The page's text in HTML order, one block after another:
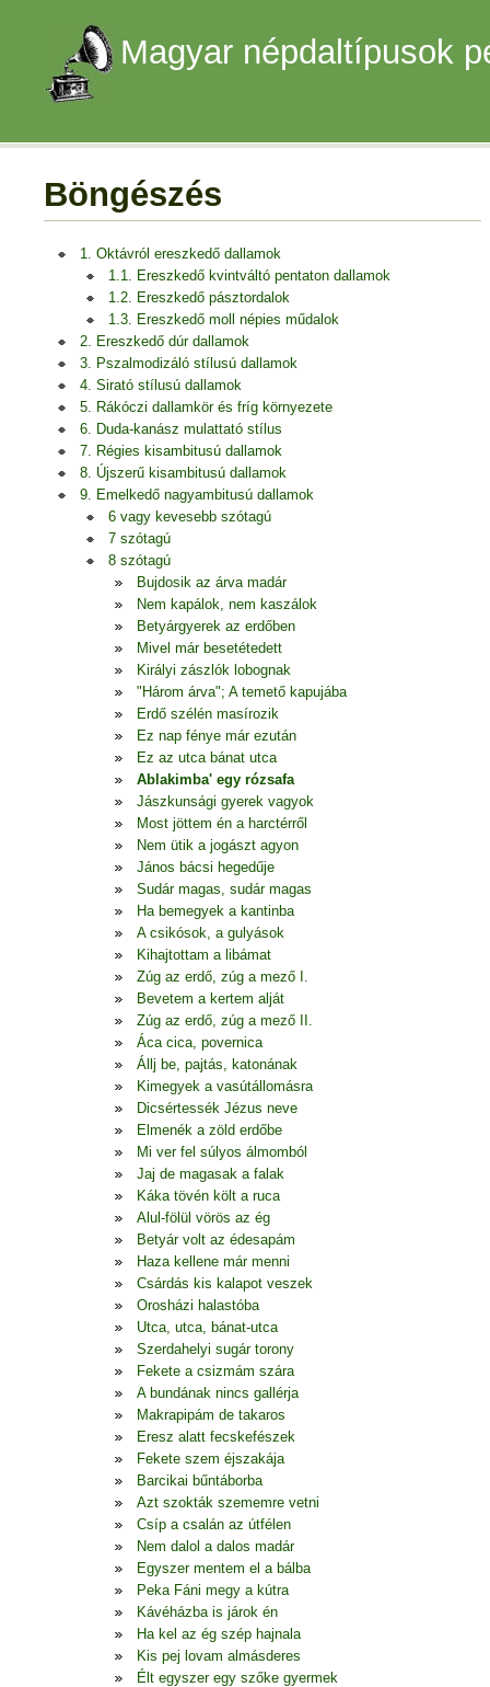
Magyar népdaltípusok
Böngészés
1. Oktávról ereszkedő dallamok
1.1. Ereszkedő kvintváltó pentaton dallamok
1.2. Ereszkedő pásztordalok
1.3. Ereszkedő moll népies műdalok
2. Ereszkedő dúr dallamok
3. Pszalmodizáló stílusú dallamok
4. Sirató stílusú dallamok
5. Rákóczi dallamkör és fríg környezete
6. Duda-kanász mulattató stílus
7. Régies kisambitusú dallamok
8. Újszerű kisambitusú dallamok
9. Emelkedő nagyambitusú dallamok
6 vagy kevesebb szótagú
7 szótagú
8 szótagú
Bujdosik az árva madár
Nem kapálok, nem kaszálok
Betyárgyerek az erdőben
Mivel már besetétedett
Királyi zászlók lobognak
"Három árva"; A temető kapujába
Erdő szélén masírozik
Ez nap fénye már ezután
Ez az utca bánat utca
Ablakimba' egy rózsafa
Jászkunsági gyerek vagyok
Most jöttem én a harctérről
Nem ütik a jogászt agyon
János bácsi hegedűje
Sudár magas, sudár magas
Ha bemegyek a kantinba
A csikósok, a gulyások
Kihajtottam a libámat
Zúg az erdő, zúg a mező I.
Bevetem a kertem alját
Zúg az erdő, zúg a mező II.
Áca cica, povernica
Állj be, pajtás, katonának
Kimegyek a vasútállomásra
Dicsértessék Jézus neve
Elmenék a zöld erdőbe
Mi ver fel súlyos álmomból
Jaj de magasak a falak
Káka tövén költ a ruca
Alul-fölül vörös az ég
Betyár volt az édesapám
Haza kellene már menni
Csárdás kis kalapot veszek
Orosházi halastóba
Utca, utca, bánat-utca
Szerdahelyi sugár torony
Fekete a csizmám szára
A bundának nincs gallérja
Makrapipám de takaros
Eresz alatt fecskefészek
Fekete szem éjszakája
Barcikai bűntáborba
Azt szokták szememre vetni
Csíp a csalán az útfélen
Nem dalol a dalos madár
Egyszer mentem el a bálba
Peka Fáni megy a kútra
Kávéházba is járok én
Ha kel az ég szép hajnala
Kis pej lovam almásderes
Élt egyszer egy szőke gyermek